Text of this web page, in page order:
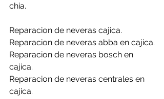
chia.
Reparacion de neveras cajica.
Reparacion de neveras abba en cajica.
Reparacion de neveras bosch en
cajica.
Reparacion de neveras centrales en
cajica.